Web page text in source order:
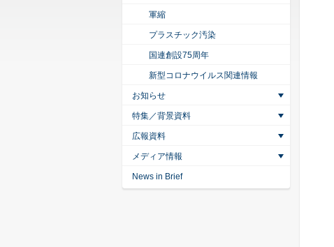
軍縮
プラスチック汚染
国連創設75周年
新型コロナウイルス関連情報
お知らせ
特集／背景資料
広報資料
メディア情報
News in Brief